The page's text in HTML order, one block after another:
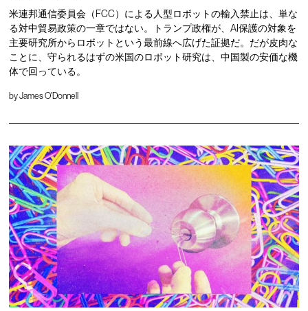
米連邦通信委員会（FCC）による人型ロボットの輸入禁止は、単な
る対中貿易政策の一章ではない。トランプ政権が、AI保護の対象を
主要研究所からロボットという最前線へ広げた証拠だ。だが皮肉な
ことに、守られるはずの米国のロボット研究は、中国製の安価な機
体で回っている。
byJames O'Donnell